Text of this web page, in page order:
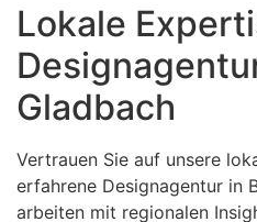
Lokale
Gladbach
Vertrauen Sie auf unsere
erfahrene Designagentur in
arbeiten mit regionalen